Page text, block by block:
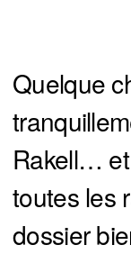
Quelque
Rakell…
toutes les
dossier